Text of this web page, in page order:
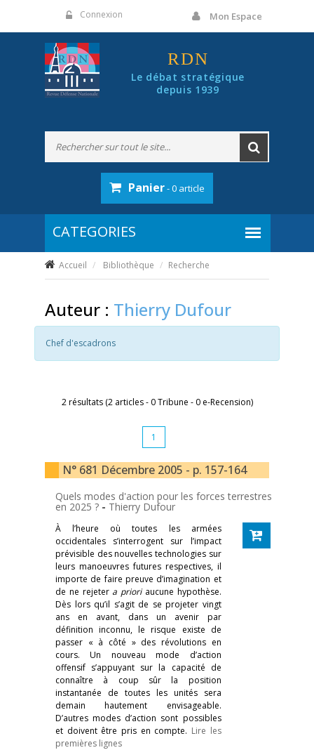
Connexion Mon Espace
RDN
Le débat stratégique
depuis 1939
Panier- 0 article
Accueil Bibliothèque Recherche
Auteur : Thierry Dufour
Chef d'escadrons
2 résultats (2 articles - 0 Tribune - 0 e-Recension)
1
N° 681 Décembre 2005 - p. 157-164
Quels modes d'action pour les forces terrestres
en 2025 ? - Thierry Dufour
À l’heure où toutes les armées
occidentales s’interrogent sur l’impact
prévisible des nouvelles technologies sur
leurs manoeuvres futures respectives, il
importe de faire preuve d’imagination et
de ne rejeter a prioriaucune hypothèse.
Dès lors qu’il s’agit de se projeter vingt
ans en avant, dans un avenir par
définition inconnu, le risque existe de
passer « à côté » des révolutions en
cours. Un nouveau mode d’action
offensif s’appuyant sur la capacité de
connaître à coup sûr la position
instantanée de toutes les unités sera
demain hautement envisageable.
D’autres modes d’action sont possibles
et doivent être pris en compte. Lire les
premières lignes